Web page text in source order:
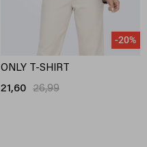
-20%
ONLY T-SHIRT
21,60 26,99